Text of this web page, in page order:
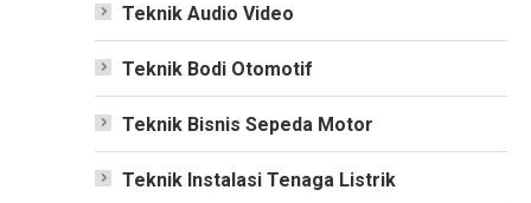
Teknik Audio Video
Teknik Bodi Otomotif
Teknik Bisnis Sepeda Motor
Teknik Instalasi Tenaga Listrik